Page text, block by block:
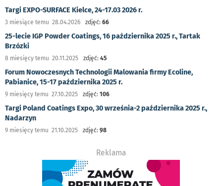
Targi EXPO-SURFACE Kielce, 24-17.03 2026 r.
3 miesiące temu 28.04.2026 zdjęć: 66
25-lecie IGP Powder Coatings, 16 października 2025 r., Tartak
Brzózki
8 miesięcy temu 20.11.2025 zdjęć: 45
Forum Nowoczesnych Technologii Malowania firmy Ecoline,
Pabianice, 15-17 października 2025 r.
9 miesięcy temu 27.10.2025 zdjęć: 106
Targi Poland Coatings Expo, 30 września-2 października 2025 r.,
Nadarzyn
9 miesięcy temu 21.10.2025 zdjęć: 98
Reklama